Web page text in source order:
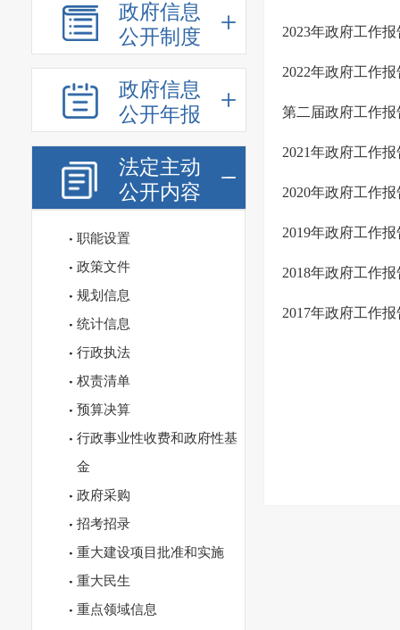
政府信息
公开制度
政府信息
公开年报
法定主动
公开内容
职能设置
政策文件
规划信息
统计信息
行政执法
权责清单
预算决算
行政事业性收费和政府性基
金
政府采购
招考招录
重大建设项目批准和实施
重大民生
重点领域信息
2023年政府工作报
2022年政府工作报
第二届政府工作报
2021年政府工作报
2020年政府工作报
2019年政府工作报
2018年政府工作报
2017年政府工作报